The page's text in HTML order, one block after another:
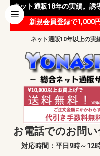
ネット通販18年の実績。誘
ーブル等 様々な資材
新規会員登録で1,000
ネット通販10年以上の実
お電話でのお問
対応時間：平日9時～12